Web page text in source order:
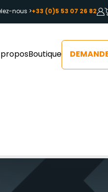
nous >+33 (0)5 53 07 26 82
Boutique